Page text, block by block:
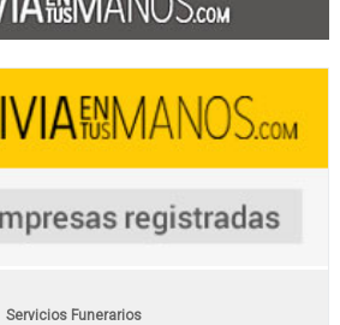
Servicios Funerarios